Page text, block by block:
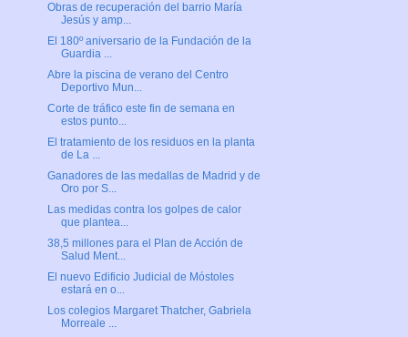
Obras de recuperación del barrio María
Jesús y amp...
El 180º aniversario de la Fundación de la
Guardia ...
Abre la piscina de verano del Centro
Deportivo Mun...
Corte de tráfico este fin de semana en
estos punto...
El tratamiento de los residuos en la planta
de La ...
Ganadores de las medallas de Madrid y de
Oro por S...
Las medidas contra los golpes de calor
que plantea...
38,5 millones para el Plan de Acción de
Salud Ment...
El nuevo Edificio Judicial de Móstoles
estará en o...
Los colegios Margaret Thatcher, Gabriela
Morreale ...